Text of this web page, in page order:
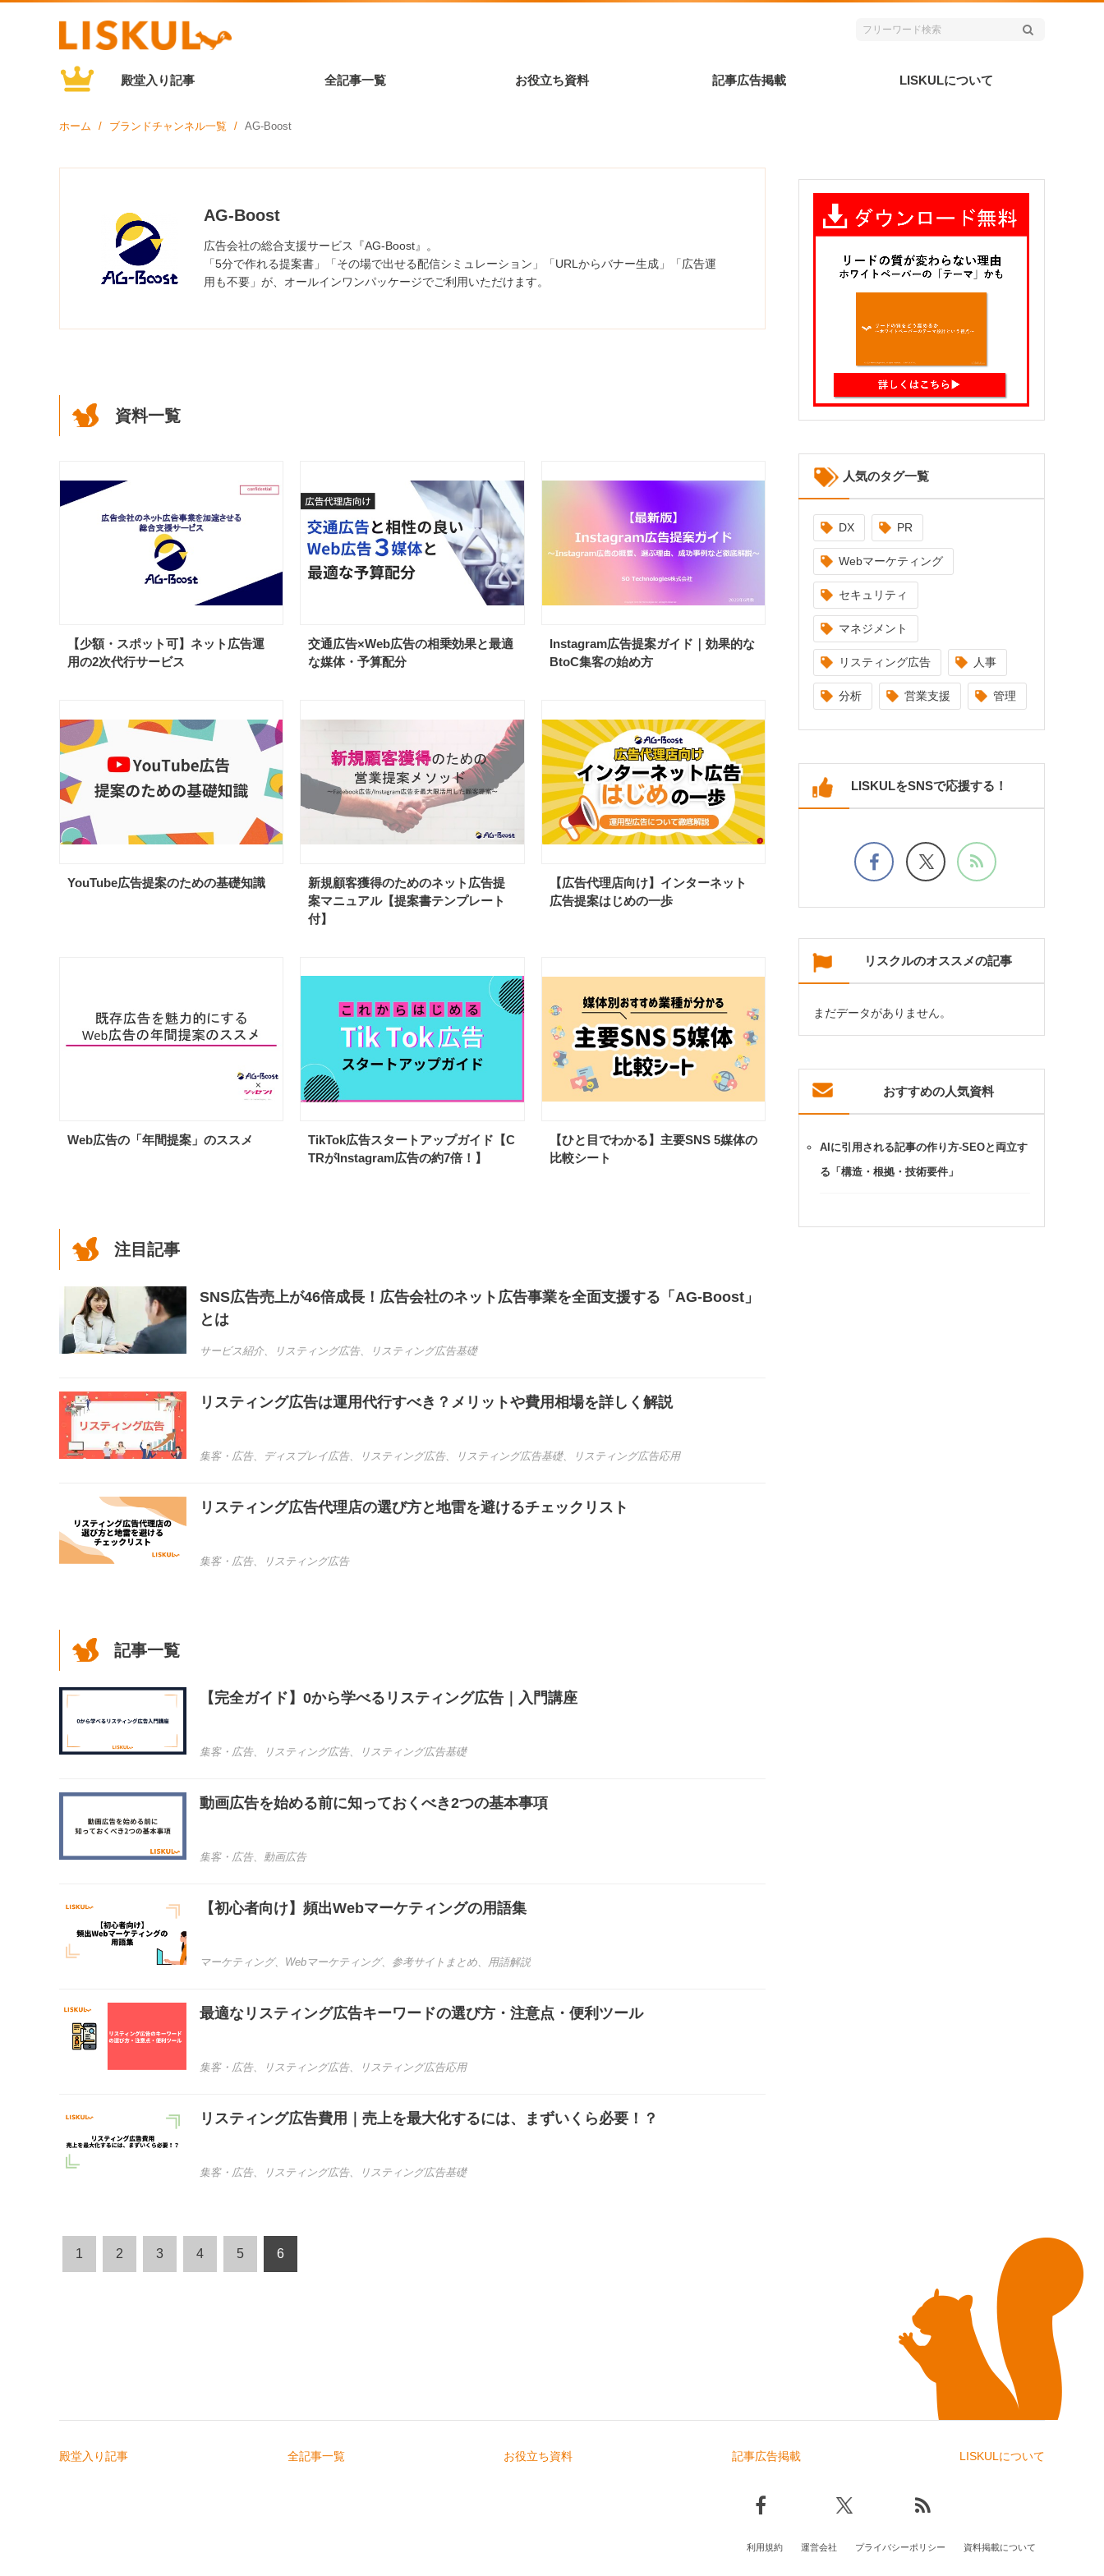
殿堂入り記事 全記事一覧 お役立ち資料 記事広告掲載 LISKULについて
ホーム ブランドチャンネル一覧 AG-Boost
AG-Boost
広告会社の総合支援サービス『AG-Boost』。
「5分で作れる提案書」「その場で出せる配信シミュレーション」「URLからバナー生成」「広告運
用も不要」が、オールインワンパッケージでご利用いただけます。
資料一覧
【少額・スポット可】ネット広告運
用の2次代行サービス
交通広告×Web広告の相乗効果と最適
な媒体・予算配分
Instagram広告提案ガイド｜効果的な
BtoC集客の始め方
YouTube広告提案のための基礎知識
新規顧客獲得のためのネット広告提
案マニュアル【提案書テンプレート
付】
【広告代理店向け】インターネット
広告提案はじめの一歩
Web広告の「年間提案」のススメ
TikTok広告スタートアップガイド【C
TRがInstagram広告の約7倍！】
【ひと目でわかる】主要SNS 5媒体の
比較シート
注目記事
SNS広告売上が46倍成長！広告会社のネット広告事業を全面支援する「AG-Boost」
とは
サービス紹介、 リスティング広告、 リスティング広告基礎
リスティング広告は運用代行すべき？メリットや費用相場を詳しく解説
集客・広告、 ディスプレイ広告、 リスティング広告、 リスティング広告基礎、 リスティング広告応用
リスティング広告代理店の選び方と地雷を避けるチェックリスト
集客・広告、 リスティング広告
記事一覧
【完全ガイド】0から学べるリスティング広告｜入門講座
集客・広告、 リスティング広告、 リスティング広告基礎
動画広告を始める前に知っておくべき2つの基本事項
集客・広告、 動画広告
【初心者向け】頻出Webマーケティングの用語集
マーケティング、 Webマーケティング、 参考サイトまとめ、 用語解説
最適なリスティング広告キーワードの選び方・注意点・便利ツール
集客・広告、 リスティング広告、 リスティング広告応用
リスティング広告費用｜売上を最大化するには、まずいくら必要！？
集客・広告、 リスティング広告、 リスティング広告基礎
1 2 3 4 5 6
人気のタグ一覧
DX PR
Webマーケティング
セキュリティ
マネジメント
リスティング広告 人事
分析 営業支援 管理
LISKULをSNSで応援する！
リスクルのオススメの記事
まだデータがありません。
おすすめの人気資料
AIに引用される記事の作り方-SEOと両立す
る「構造・根拠・技術要件」
殿堂入り記事 全記事一覧 お役立ち資料 記事広告掲載 LISKULについて
利用規約 運営会社 プライバシーポリシー 資料掲載について